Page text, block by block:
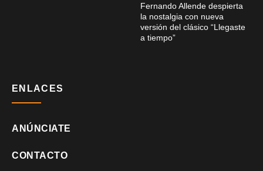
Fernando Allende despierta
la nostalgia con nueva
versión del clásico “Llegaste
a tiempo”
ENLACES
ANÚNCIATE
CONTACTO